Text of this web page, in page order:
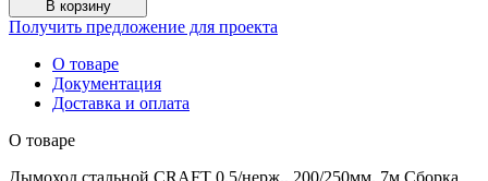
В корзину
Получить предложение для проекта
О товаре
Документация
Доставка и оплата
О товаре
Дымоход стальной CRAFT 0,5/нерж., 200/250мм, 7м Сборка